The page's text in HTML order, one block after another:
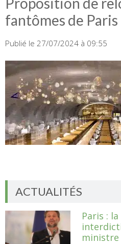
fantômes de Paris
Publié le 27/07/2024 à 09:55
ACTUALITÉS
Paris :
ministre